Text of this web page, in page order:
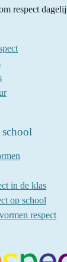
respect
in de klas
op school
respect